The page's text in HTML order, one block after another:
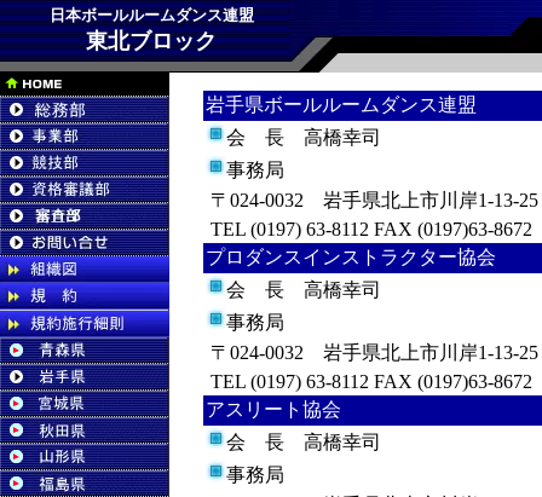
日本ボールルームダンス連盟
東北ブロック
岩手県ボールルームダンス連盟
会 長 高橋幸司
事務局
〒024-0032 岩手県北上市川岸1-13-25
TEL (0197) 63-8112 FAX (0197)63-8672
プロダンスインストラクター協会
会 長 高橋幸司
事務局
〒024-0032 岩手県北上市川岸1-13-25
TEL (0197) 63-8112 FAX (0197)63-8672
アスリート協会
会 長 高橋幸司
事務局